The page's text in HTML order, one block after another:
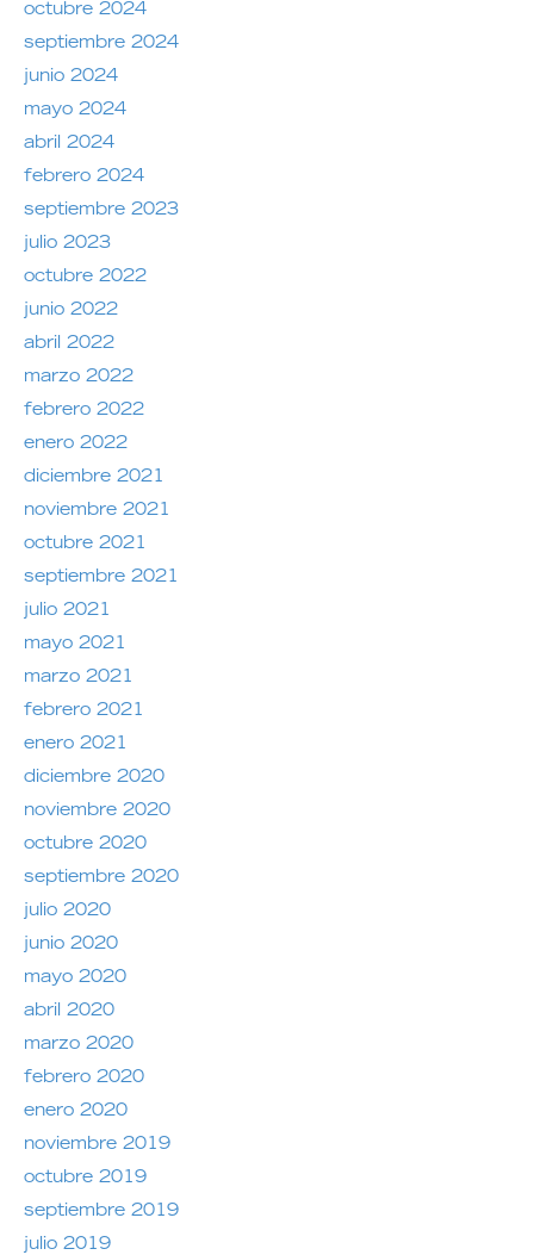
octubre 2024
septiembre 2024
junio 2024
mayo 2024
abril 2024
febrero 2024
septiembre 2023
julio 2023
octubre 2022
junio 2022
abril 2022
marzo 2022
febrero 2022
enero 2022
diciembre 2021
noviembre 2021
octubre 2021
septiembre 2021
julio 2021
mayo 2021
marzo 2021
febrero 2021
enero 2021
diciembre 2020
noviembre 2020
octubre 2020
septiembre 2020
julio 2020
junio 2020
mayo 2020
abril 2020
marzo 2020
febrero 2020
enero 2020
noviembre 2019
octubre 2019
septiembre 2019
julio 2019